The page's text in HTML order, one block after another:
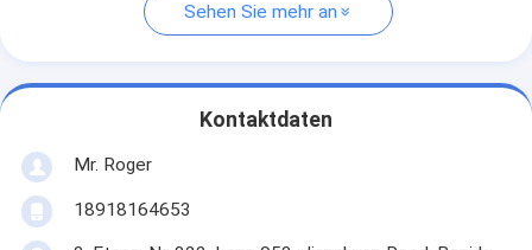
Sehen Sie mehr an
Kontaktdaten
Mr. Roger
18918164653